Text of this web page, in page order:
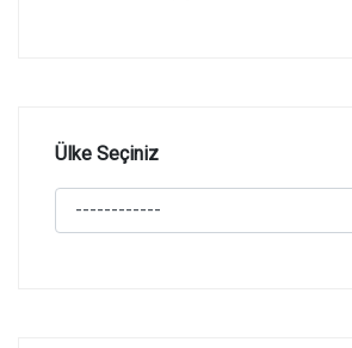
Ülke Seçiniz